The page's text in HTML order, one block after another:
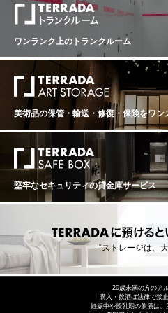
ワンランク上のトランクルーム
美術品の保管・輸送・修復・保険をワン
堅牢なセキュリティの貸金庫サービス
“ストレージは、
20歳未満の方のア
購入・飲酒は法律で禁
妊娠中や授乳期の飲酒は、